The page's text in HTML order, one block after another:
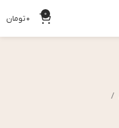
0
0تومان